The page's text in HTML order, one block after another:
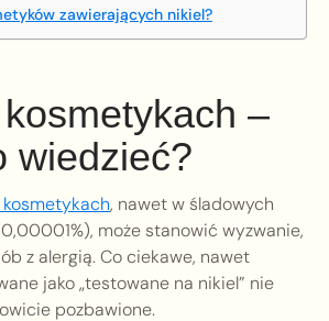
zawierających nikiel?
–
wiedzieć?
, nawet w śladowych
może stanowić wyzwanie,
z alergią. Co ciekawe, nawet
jako „testowane na nikiel” nie
pozbawione.